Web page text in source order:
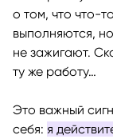
о том, что что-
выполняются,
не зажигают.
ту же работу…
Это важный
себя: я